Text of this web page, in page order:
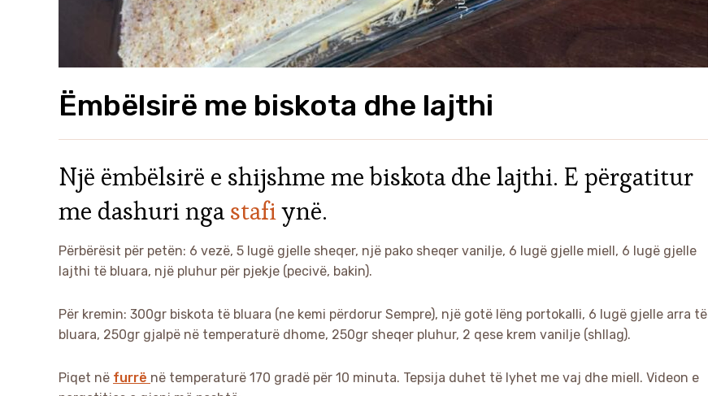
Ëmbëlsirë me biskota dhe lajthi
Një ëmbëlsirë e shijshme me biskota dhe lajthi. E përgatitur
me dashuri ngastafiynë.
Përbërësit për petën: 6 vezë, 5 lugë gjelle sheqer, një pako sheqer vanilje, 6 lugë gjelle miell, 6 lugë gjelle
lajthi të bluara, një pluhur për pjekje (pecivë, bakin).
Për kremin: 300gr biskota të bluara (ne kemi përdorur Sempre), një gotë lëng portokalli, 6 lugë gjelle arra të
bluara, 250gr gjalpë në temperaturë dhome, 250gr sheqer pluhur, 2 qese krem vanilje (shllag).
Piqet në furrë në temperaturë 170 gradë për 10 minuta. Tepsija duhet të lyhet me vaj dhe miell. Videon e